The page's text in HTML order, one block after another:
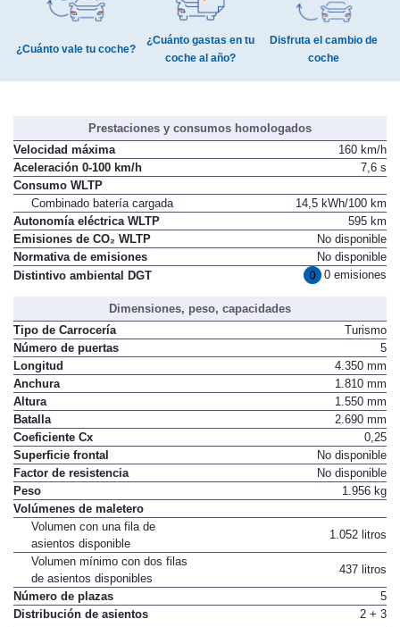
¿Cuánto vale tu coche?
¿Cuánto gastas en tu
coche al año?
Disfruta el cambio de
coche
Prestaciones y consumos homologados
Velocidad máxima
160 km/h
Aceleración 0-100 km/h
7,6 s
Consumo WLTP
Combinado batería cargada
14,5 kWh/100 km
Autonomía eléctrica WLTP
595 km
Emisiones de CO₂ WLTP
No disponible
Normativa de emisiones
No disponible
Distintivo ambiental DGT
0 emisiones
Dimensiones, peso, capacidades
Tipo de Carrocería
Turismo
Número de puertas
5
Longitud
4.350 mm
Anchura
1.810 mm
Altura
1.550 mm
Batalla
2.690 mm
Coeficiente Cx
0,25
Superficie frontal
No disponible
Factor de resistencia
No disponible
Peso
1.956 kg
Volúmenes de maletero
Volumen con una fila de
asientos disponible
1.052 litros
Volumen mínimo con dos filas
de asientos disponibles
437 litros
Número de plazas
5
Distribución de asientos
2 + 3